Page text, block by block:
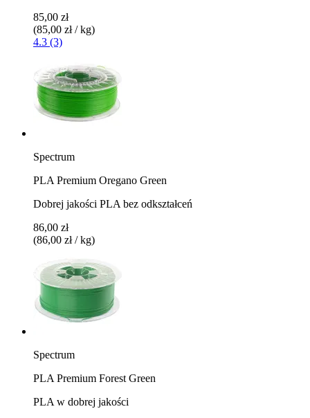
85,00 zł
(85,00 zł / kg)
4.3 (3)
Spectrum
PLA Premium Oregano Green
Dobrej jakości PLA bez odkształceń
86,00 zł
(86,00 zł / kg)
Spectrum
PLA Premium Forest Green
PLA w dobrej jakości